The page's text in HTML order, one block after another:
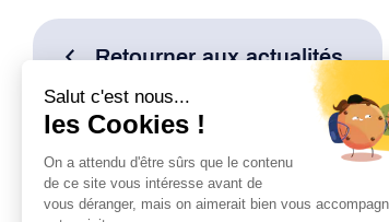
Retourner aux actualités